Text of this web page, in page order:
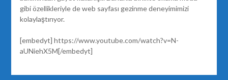
gibi özellikleriyle de web sayfası gezinme deneyimimizi
kolaylaştırıyor.
[embedyt] https://www.youtube.com/watch?v=N-
aUNiehX5M[/embedyt]